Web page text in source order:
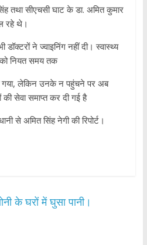
तथा सीएचसी घाट के डा. अमित कुमार
रहे थे।
डॉक्टरों ने ज्वाइनिंग नहीं दी। स्वास्थ्य
नियत समय तक
गया, लेकिन उनके न पहुंचने पर अब
की सेवा समाप्त कर दी गई है
से अमित सिंह नेगी की रिपोर्ट।
के घरों में घुसा पानी।